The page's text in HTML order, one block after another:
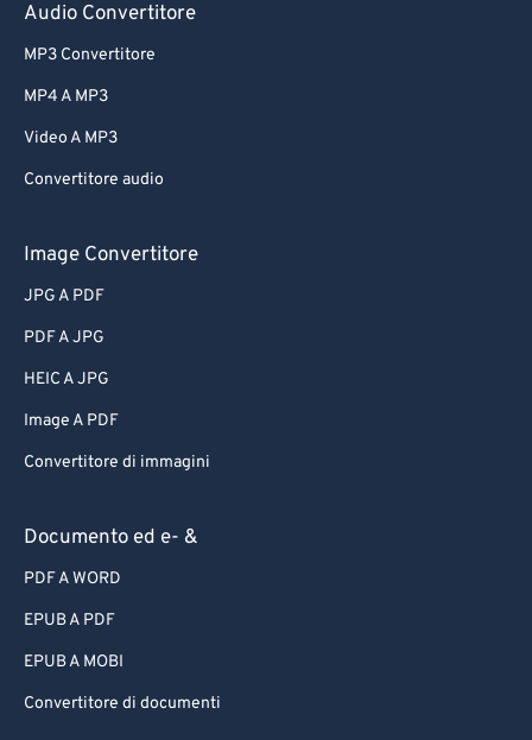
Audio Convertitore
MP3 Convertitore
MP4 A MP3
Video A MP3
Convertitore audio
Image Convertitore
JPG A PDF
PDF A JPG
HEIC A JPG
Image A PDF
Convertitore di immagini
Documento ed e- &
PDF A WORD
EPUB A PDF
EPUB A MOBI
Convertitore di documenti